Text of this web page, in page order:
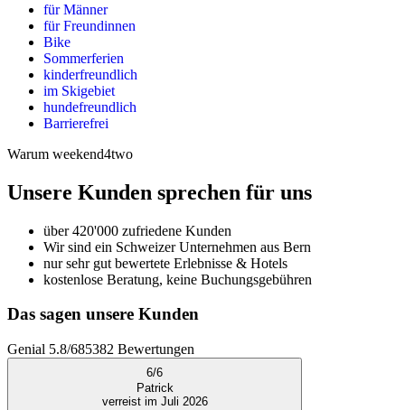
für Männer
für Freundinnen
Bike
Sommerferien
kinderfreundlich
im Skigebiet
hundefreundlich
Barrierefrei
Warum weekend4two
Unsere Kunden sprechen für uns
über 420'000 zufriedene Kunden
Wir sind ein Schweizer Unternehmen aus Bern
nur sehr gut bewertete Erlebnisse & Hotels
kostenlose Beratung, keine Buchungsgebühren
Das sagen unsere Kunden
Genial 5.8/685382 Bewertungen
6/6
Patrick
verreist im Juli 2026